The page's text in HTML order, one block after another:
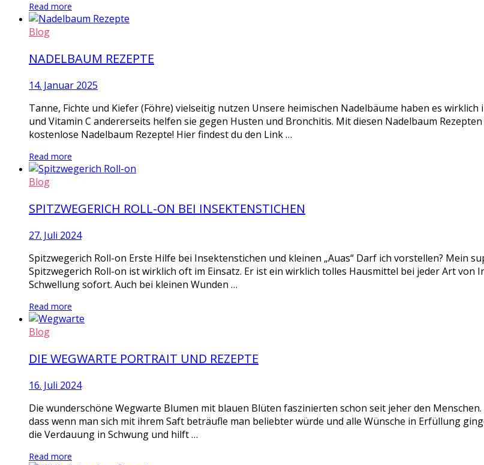
Read more
Blog
NADELBAUM REZEPTE
14. Januar 2025
Tanne, Fichte und Kiefer (Föhre) vielseitig nutzen Unsere heimischen Nadelbäume haben es
und Vitamin C andererseits helfen sie gegen Husten und Bronchitis. Mit diesen Nadelbaum
kostenlose Nadelbaum Rezepte! Hier findest du den Link …
Read more
Blog
SPITZWEGERICH ROLL-ON BEI INSEKTENSTICHEN
27. Juli 2024
Spitzwegerich Roll-on Erste Hilfe bei Insektenstichen und kleinen „Auas“ Darf ich vorstellen? Mein
Spitzwegerich Roll-on ist wirklich oft im Einsatz. Er ist ein wirklich tolles Hausmittel bei jeder Art von
Schwellung sofort. Auch bei kleinen Wunden …
Read more
Blog
DIE WEGWARTE PORTRAIT UND REZEPTE
16. Juli 2024
Die wunderschöne Wegwarte Blumen mit blauen Blüten faszinierten schon seit jeher den
dass wenn man sich mit ihrem Saft beträufle man beliebter würde und alle Wünsche in Erfüllung
die Verdauung in Schwung und hilft …
Read more